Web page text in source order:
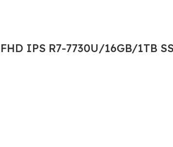
IPS R7-7730U/16GB/1TB